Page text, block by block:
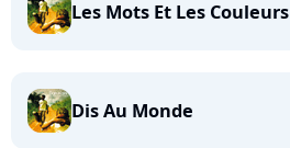
Les Mots Et Les Couleurs
Dis Au Monde